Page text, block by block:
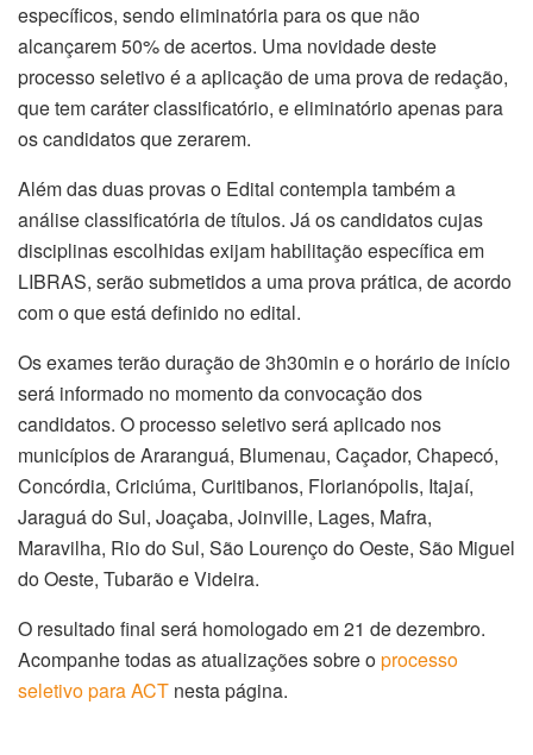
específicos, sendo eliminatória para os que não
alcançarem 50% de acertos. Uma novidade deste
processo seletivo é a aplicação de uma prova de redação,
que tem caráter classificatório, e eliminatório apenas para
os candidatos que zerarem.
Além das duas provas o Edital contempla também a
análise classificatória de títulos. Já os candidatos cujas
disciplinas escolhidas exijam habilitação específica em
LIBRAS, serão submetidos a uma prova prática, de acordo
com o que está definido no edital.
Os exames terão duração de 3h30min e o horário de início
será informado no momento da convocação dos
candidatos. O processo seletivo será aplicado nos
municípios de Araranguá, Blumenau, Caçador, Chapecó,
Concórdia, Criciúma, Curitibanos, Florianópolis, Itajaí,
Jaraguá do Sul, Joaçaba, Joinville, Lages, Mafra,
Maravilha, Rio do Sul, São Lourenço do Oeste, São Miguel
do Oeste, Tubarão e Videira.
O resultado final será homologado em 21 de dezembro.
Acompanhe todas as atualizações sobre oprocesso
seletivo para ACT nesta página.